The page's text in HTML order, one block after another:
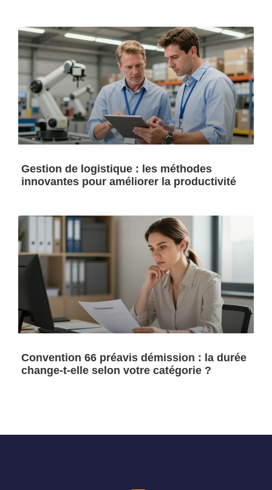
Gestion de logistique : les méthodes
innovantes pour améliorer la productivité
Convention 66 préavis démission : la durée
change-t-elle selon votre catégorie ?